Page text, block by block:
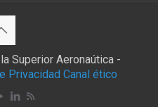
Superior Aeronaútica -
Privacidad Canal ético